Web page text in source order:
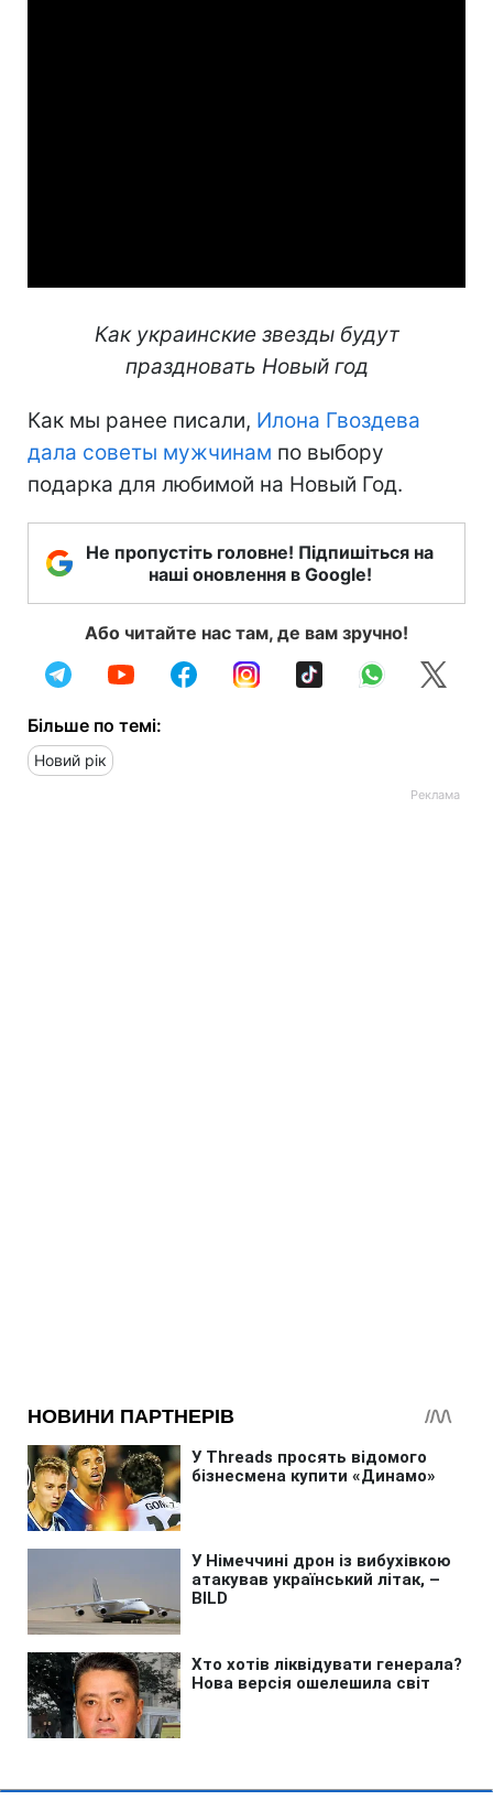
Как украинские звезды будут
праздновать Новый год
Как мы ранее писали, Илона Гвоздева
дала советы мужчинам по выбору
подарка для любимой на Новый Год.
Не пропустіть головне! Підпишіться на
наші оновлення в Google!
Або читайте нас там, де вам зручно!
Більше по темі:
Новий рік